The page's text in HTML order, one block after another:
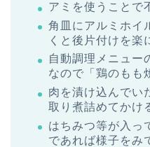
アミを使うことで
角皿にアルミホイ
くと後片付けを楽
自動調理メニュー
なので「鶏のもも
肉を漬け込んでい
取り煮詰めてかけ
はちみつ等が入っ
であれば様子をみ